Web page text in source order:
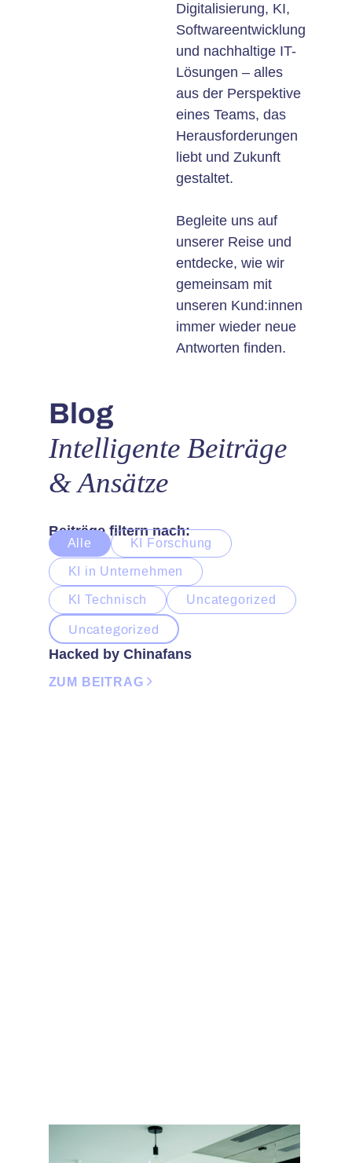
Digitalisierung, KI,
Softwareentwicklung
und nachhaltige IT-
Lösungen – alles
aus der Perspektive
eines Teams, das
Herausforderungen
liebt und Zukunft
gestaltet.
Begleite uns auf
unserer Reise und
entdecke, wie wir
gemeinsam mit
unseren Kund:innen
immer wieder neue
Antworten finden.
Blog
Intelligente Beiträge
& Ansätze
Beiträge filtern nach:
KI Forschung
KI in Unternehmen
KI Technisch Uncategorized
Alle
Uncategorized
Hacked by Chinafans
ZUM BEITRAG